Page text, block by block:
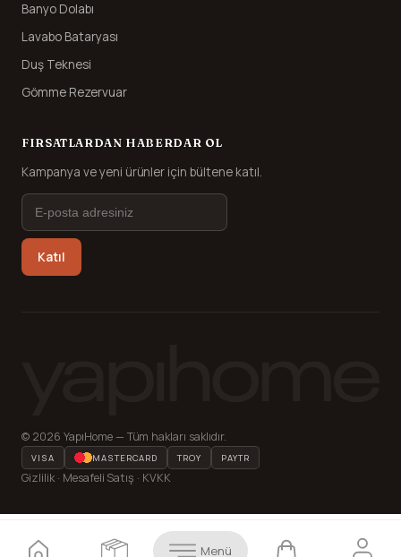
Banyo Dolabı
Lavabo Bataryası
Duş Teknesi
Gömme Rezervuar
FIRSATLARDAN HABERDAR OL
Kampanya ve yeni ürünler için bültene katıl.
Katıl
© 2026 YapıHome — Tüm hakları saklıdır.
VISA MASTERCARD TROY PAYTR
Gizlilik · Mesafeli Satış · KVKK
Menü